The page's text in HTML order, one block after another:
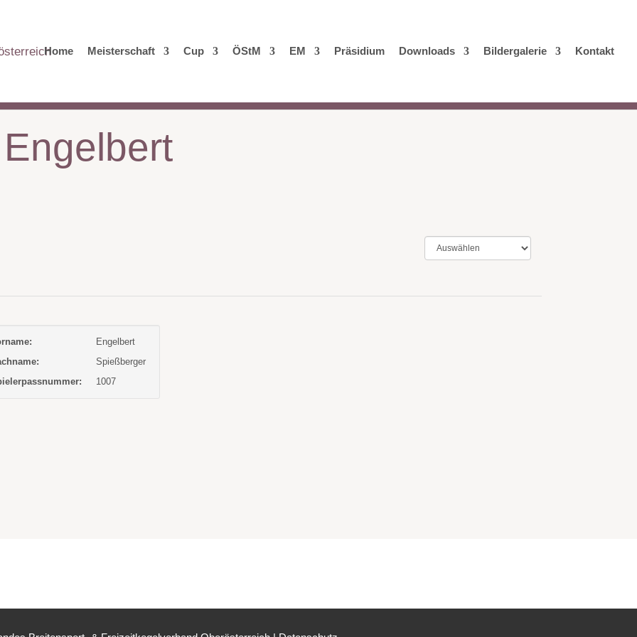
Home Meisterschaft Cup ÖStM EM Präsidium Downloads Bildergalerie Kontakt
Engelbert
Spießberger
1007